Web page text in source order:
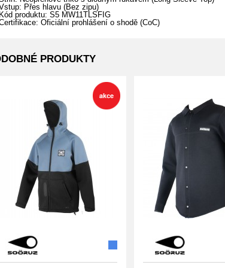
Přes hlavu (Bez zipu)
produktu: S5 MW11TLSFIG
Oficiální prohlášení o shodě (CoC)
PRODUKTY